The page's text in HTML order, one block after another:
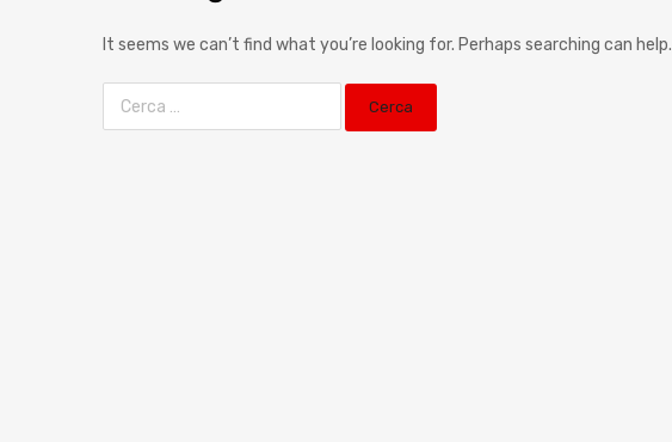
It seems we can’t find what you’re looking for. Perhaps searching can help.